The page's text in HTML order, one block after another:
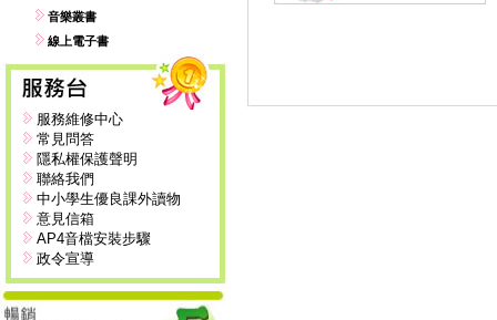
音樂叢書
線上電子書
服務維修中心
常見問答
隱私權保護聲明
聯絡我們
中小學生優良課外讀物
意見信箱
AP4音檔安裝步驟
政令宣導